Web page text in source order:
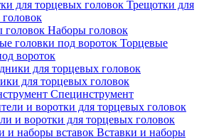
Трещотки для
Наборы головок
Торцевые
вороток
для торцевых головок
Специнструмент
и воротки для торцевых головок
Вставки и наборы